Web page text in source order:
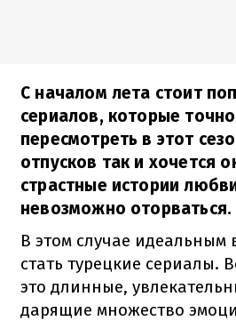
С началом лета стоит
сериалов, которые
пересмотреть в этот
отпусков так и хочется
страстные истории
невозможно оторваться.
В этом случае идеальным
стать турецкие сериалы.
это длинные,
дарящие множество